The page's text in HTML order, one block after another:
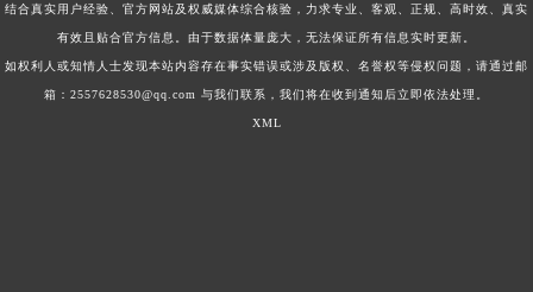
结合真实用户经验、官方网站及权威媒体综合核验，力求专业、客观、正规、高时效、真实
有效且贴合官方信息。由于数据体量庞大，无法保证所有信息实时更新。
如权利人或知情人士发现本站内容存在事实错误或涉及版权、名誉权等侵权问题，请通过邮
箱：2557628530@qq.com 与我们联系，我们将在收到通知后立即依法处理。
XML